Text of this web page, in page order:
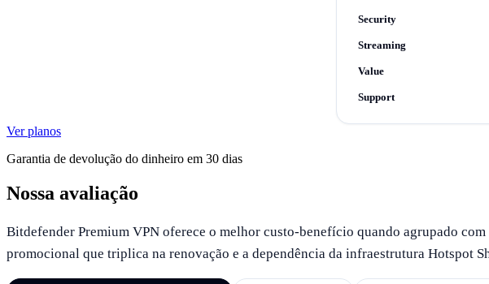
Security
Streaming
Value
Support
Ver planos
Garantia de devolução do dinheiro em 30 dias
Nossa avaliação
Bitdefender Premium VPN oferece o melhor custo-benefício quando agrupado
promocional que triplica na renovação e a dependência da infraestrutura Hotspot